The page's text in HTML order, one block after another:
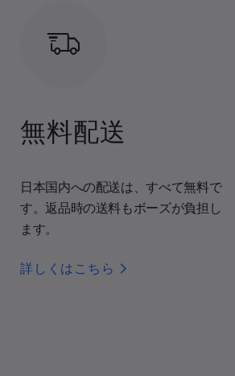
無料配送
日本国内への配送は、すべて無料で
す。返品時の送料もボーズが負担し
ます。
詳しくはこちら